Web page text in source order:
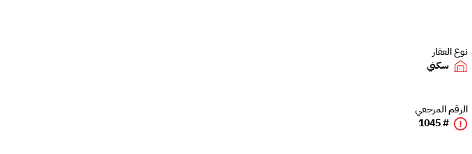
نوع العقار
سكني
الرقم المرجعي
# 1045